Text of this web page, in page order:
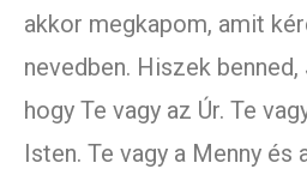
akkor megkapom, amit
nevedben. Hiszek
hogy Te vagy az Úr. Te
Isten. Te vagy a Menny és